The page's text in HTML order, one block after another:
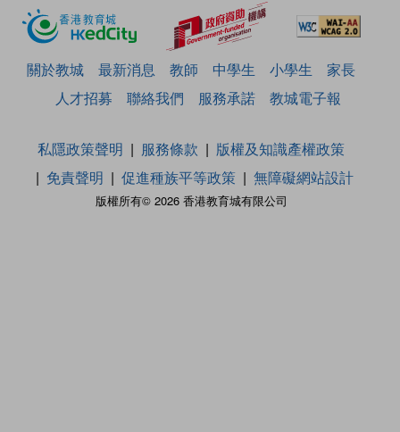
關於教城 最新消息 教師 中學生 小學生
家長
人才招募
聯絡我們 服務承諾 教城電子報
版權所有© 2026 香港教育城有限公司
私隱政策聲明 服務條款
版權及知識產權政策
免責聲明
促進種族平等政策 無障礙網站設計